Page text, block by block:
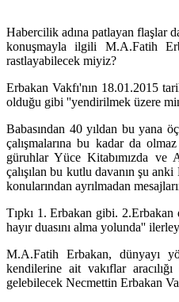
Habercilik adına patlayan flaşlar
konuşmayla ilgili M.A.Fatih
rastlayabilecek miyiz?
Erbakan Vakfı'nın 18.01.2015
olduğu gibi ''yendirilmek üzere
Babasından 40 yıldan bu yana
çalışmalarına bu kadar da
güruhlar Yüce Kitabımızda ve
çalışılan bu kutlu davanın şu
konularından ayrılmadan
Tıpkı 1. Erbakan gibi. 2.Erbakan
hayır duasını alma yolunda''
M.A.Fatih Erbakan, dünyayı
kendilerine ait vakıflar
gelebilecek Necmettin Erbakan